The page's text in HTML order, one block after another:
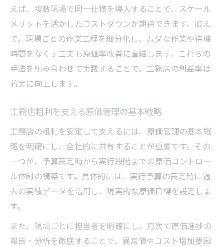
えば、複数現場で同一仕様を導入することで、スケール
メリットを活かしたコストダウンが期待できます。加え
て、現場ごとの作業工程を細分化し、ムダな作業や待機
時間をなくす工夫も原価率改善に直結します。これらの
手法を組み合わせて実践することで、工務店の利益率は
着実に向上します。
工務店粗利を支える原価管理の基本戦略
工務店の粗利を安定して支えるには、原価管理の基本戦
略を明確にし、全社的に共有することが重要です。その
一つが、予算策定時から実行段階までの原価コントロー
ル体制の構築です。具体的には、実行予算の策定時に過
去の実績データを活用し、現実的な原価目標を設定しま
す。
また、現場ごとに担当者を明確にし、月次で原価進捗の
報告・分析を徹底することで、異常値やコスト増加要因